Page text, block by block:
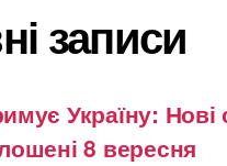
записи
Україну: Нові
8 вересня